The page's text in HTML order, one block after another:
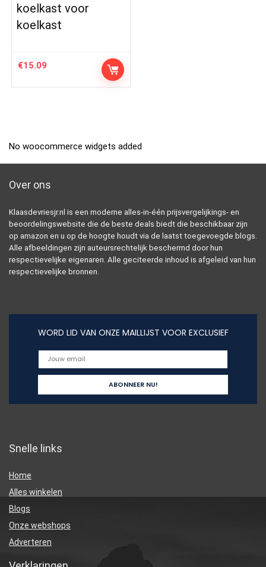
koelkast voor
koelkast
€15.09
No woocommerce widgets added
Over ons
Klaasdevriesjr.nl is een moderne alles-in-één prijsvergelijkings- en
beoordelingswebsite die de beste deals biedt die beschikbaar zijn
op amazon en u op de hoogte houdt via de laatst toegevoegde blogs.
Alle afbeeldingen zijn auteursrechtelijk beschermd door hun
respectievelijke eigenaren. Alle geciteerde inhoud is afgeleid van hun
respectievelijke bronnen.
WORD LID VAN ONZE MAILLIJST VOOR EXCLUSIEF
Snelle links
Home
Alles winkelen
Blogs
Onze webshops
Adverteren